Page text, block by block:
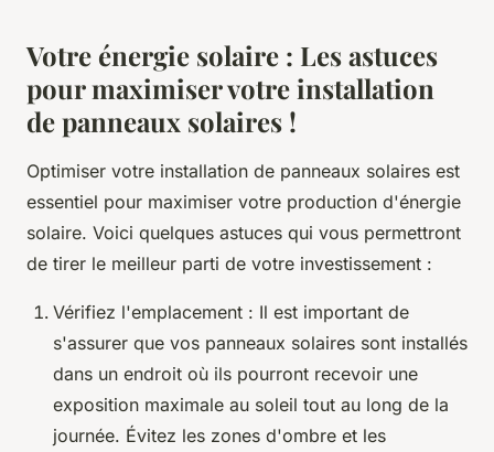
Votre énergie solaire : Les astuces
pour maximiser votre installation
de panneaux solaires !
Optimiser votre installation de panneaux solaires est
essentiel pour maximiser votre production d'énergie
solaire. Voici quelques astuces qui vous permettront
de tirer le meilleur parti de votre investissement :
Vérifiez l'emplacement : Il est important de
s'assurer que vos panneaux solaires sont installés
dans un endroit où ils pourront recevoir une
exposition maximale au soleil tout au long de la
journée. Évitez les zones d'ombre et les